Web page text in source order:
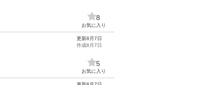
8
お気に入り
更新8月7日
作成8月7日
5
お気に入り